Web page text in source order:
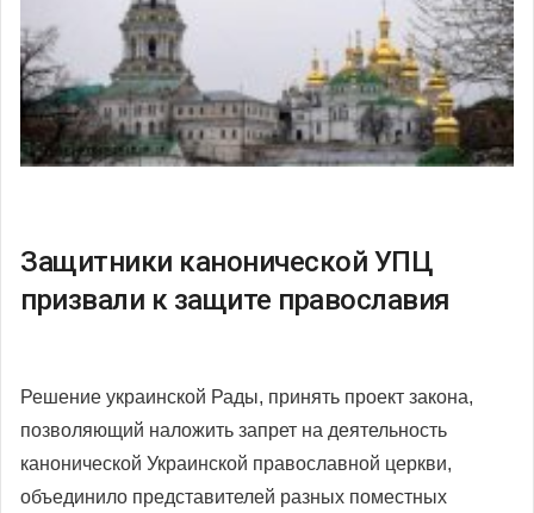
Защитники канонической УПЦ
призвали к защите православия
Решение украинской Рады, принять проект закона,
позволяющий наложить запрет на деятельность
канонической Украинской православной церкви,
объединило представителей разных поместных